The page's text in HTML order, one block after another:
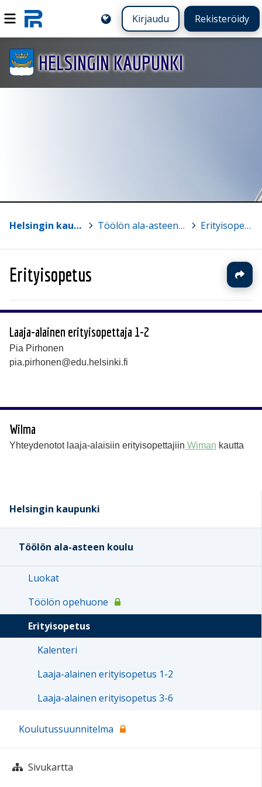
Kirjaudu Rekisteröidy
HELSINGIN KAUPUNKI
Helsingin kaupunki > Töölön ala-asteen koulu > Erityisopetus
Erityisopetus
Laaja-alainen erityisopettaja 1-2
Pia Pirhonen
pia.pirhonen@edu.helsinki.fi
Wilma
Yhteydenotot laaja-alaisiin erityisopettajiin Wiman kautta
Helsingin kaupunki
Töölön ala-asteen koulu
Luokat
Töölön opehuone
Erityisopetus
Kalenteri
Laaja-alainen erityisopetus 1-2
Laaja-alainen erityisopetus 3-6
Koulutussuunnitelma
Sivukartta